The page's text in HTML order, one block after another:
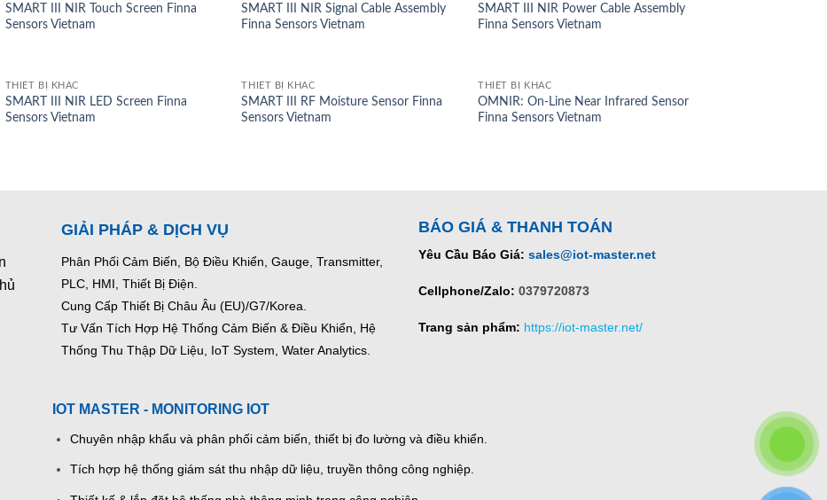
SMART III NIR Touch Screen Finna
Sensors Vietnam
SMART III NIR Signal Cable Assembly
Finna Sensors Vietnam
SMART III NIR Power Cable Assembly
Finna Sensors Vietnam
THIẾT BỊ KHÁC
SMART III NIR LED Screen Finna
Sensors Vietnam
THIẾT BỊ KHÁC
SMART III RF Moisture Sensor Finna
Sensors Vietnam
THIẾT BỊ KHÁC
OMNIR: On-Line Near Infrared Sensor
Finna Sensors Vietnam
GIẢI PHÁP & DỊCH VỤ
Phân Phối Cảm Biến, Bộ Điều Khiển, Gauge, Transmitter,
PLC, HMI, Thiết Bị Điện.
Cung Cấp Thiết Bị Châu Âu (EU)/G7/Korea.
Tư Vấn Tích Hợp Hệ Thống Cảm Biến & Điều Khiển, Hệ
Thống Thu Thập Dữ Liệu, IoT System, Water Analytics.
BÁO GIÁ & THANH TOÁN
Yêu Cầu Báo Giá: sales@iot-master.net
Cellphone/Zalo: 0379720873
Trang sản phẩm: https://iot-master.net/
IOT MASTER - MONITORING IOT
Chuyên nhập khẩu và phân phối cảm biến, thiết bị đo lường và điều khiển.
Tích hợp hệ thống giám sát thu nhập dữ liệu, truyền thông công nghiệp.